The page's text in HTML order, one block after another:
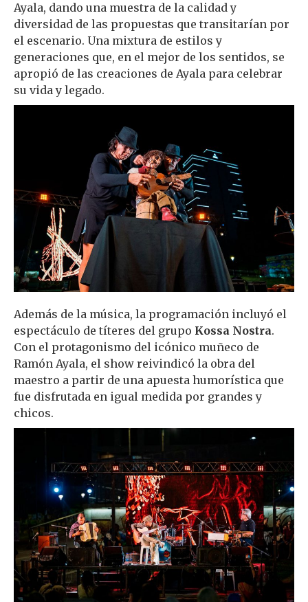
Ayala, dando una muestra de la calidad y
diversidad de las propuestas que transitarían por
el escenario. Una mixtura de estilos y
generaciones que, en el mejor de los sentidos, se
apropió de las creaciones de Ayala para celebrar
su vida y legado.
Además de la música, la programación incluyó el
espectáculo de títeres del grupo Kossa Nostra.
Con el protagonismo del icónico muñeco de
Ramón Ayala, el show reivindicó la obra del
maestro a partir de una apuesta humorística que
fue disfrutada en igual medida por grandes y
chicos.